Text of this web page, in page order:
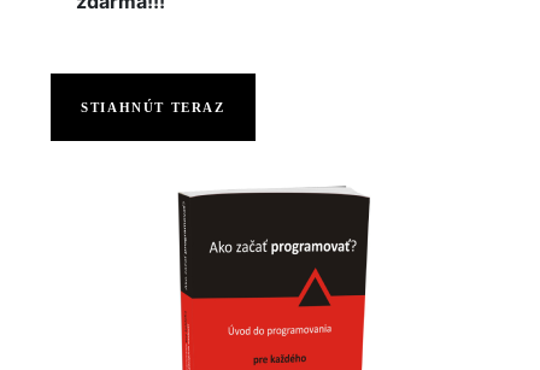
STIAHNÚT TERAZ